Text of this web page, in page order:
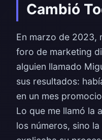
Cambió
En marzo de 2023,
foro de marketing
alguien llamado
sus resultados:
en un mes
Lo que me llamó la
los números, sino